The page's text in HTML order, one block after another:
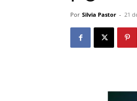
Por Silvia Pastor - 21